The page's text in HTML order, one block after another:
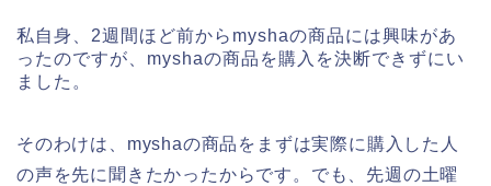
私自身、2週間ほど前からmyshaの商品には興味があ
ったのですが、myshaの商品を購入を決断できずにい
ました。
そのわけは、myshaの商品をまずは実際に購入した人
の声を先に聞きたかったからです。でも、先週の土曜